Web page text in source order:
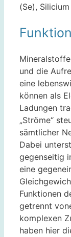
(Se),
und die
eine
können als
Ladungen
„Ströme“
sämtlicher
Dabei
gegenseitig
eine
Funktionen
getrennt
komplexen
haben hier